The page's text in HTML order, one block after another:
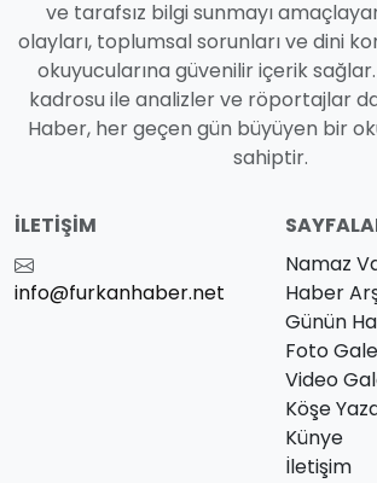
ve tarafsız bilgi sunmayı
olayları, toplumsal sorunları ve dini
okuyucularına güvenilir içerik
kadrosu ile analizler ve röportajlar
Haber, her geçen gün büyüyen bir
sahiptir.
İLETIŞIM
info@furkanhaber.net
Namaz
Haber
Günün
Foto
Video
Köşe
Künye
İletişim